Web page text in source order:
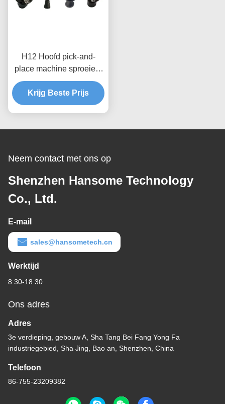
H12 Hoofd pick-and-
place machine sproeiers
voor pick-and-place
machine
Krijg Beste Prijs
Neem contact met ons op
Shenzhen Hansome Technology
Co., Ltd.
E-mail
sales@hansometech.cn
Werktijd
8:30-18:30
Ons adres
Adres
3e verdieping, gebouw A, Sha Tang Bei Fang Yong Fa
industriegebied, Sha Jing, Bao an, Shenzhen, China
Telefoon
86-755-23209382